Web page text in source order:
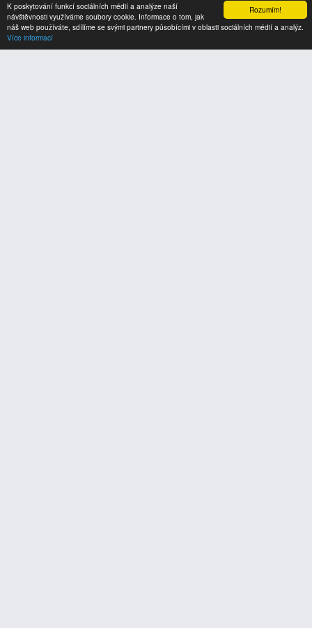
Rozumím!
K poskytování funkcí sociálních médií a analýze naší
návštěvnosti využíváme soubory cookie. Informace o tom, jak
náš web používáte, sdílíme se svými partnery působícími v oblasti sociálních médií a analýz.
Více informací